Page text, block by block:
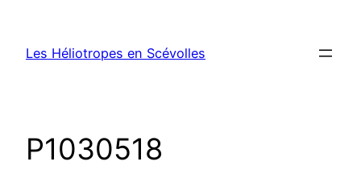
contenu
Les Héliotropes en Scévolles
P1030518